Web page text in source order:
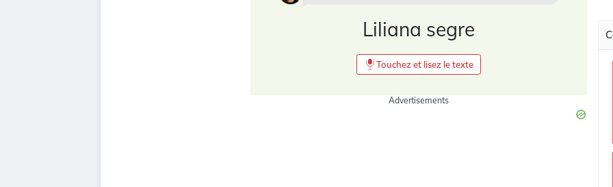
Liliana segre
Touchez et lisez le texte
Advertisements